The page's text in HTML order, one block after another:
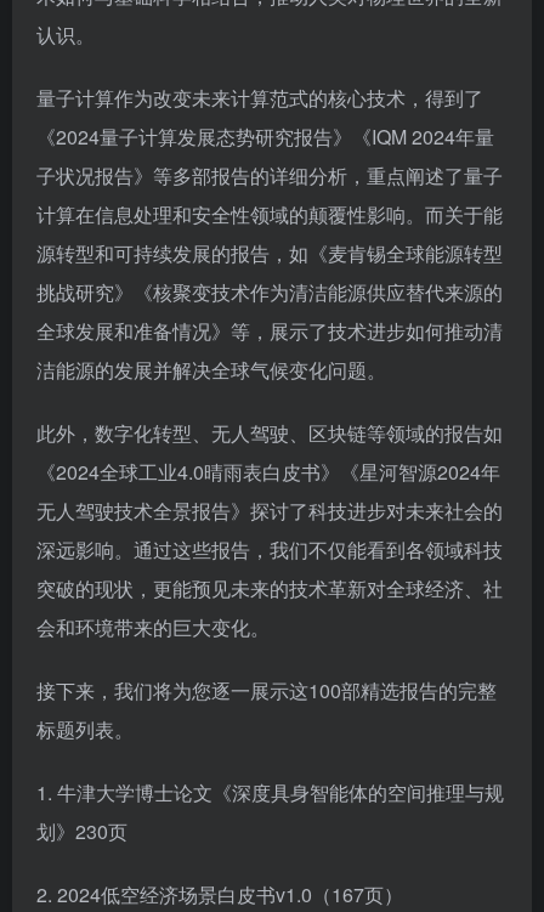
认识。
量子计算作为改变未来计算范式的核心技术，得到了
《2024量子计算发展态势研究报告》《IQM 2024年量
子状况报告》等多部报告的详细分析，重点阐述了量子
计算在信息处理和安全性领域的颠覆性影响。而关于能
源转型和可持续发展的报告，如《麦肯锡全球能源转型
挑战研究》《核聚变技术作为清洁能源供应替代来源的
全球发展和准备情况》等，展示了技术进步如何推动清
洁能源的发展并解决全球气候变化问题。
此外，数字化转型、无人驾驶、区块链等领域的报告如
《2024全球工业4.0晴雨表白皮书》《星河智源2024年
无人驾驶技术全景报告》探讨了科技进步对未来社会的
深远影响。通过这些报告，我们不仅能看到各领域科技
突破的现状，更能预见未来的技术革新对全球经济、社
会和环境带来的巨大变化。
接下来，我们将为您逐一展示这100部精选报告的完整
标题列表。
1. 牛津大学博士论文《深度具身智能体的空间推理与规
划》230页
2. 2024低空经济场景白皮书v1.0（167页）